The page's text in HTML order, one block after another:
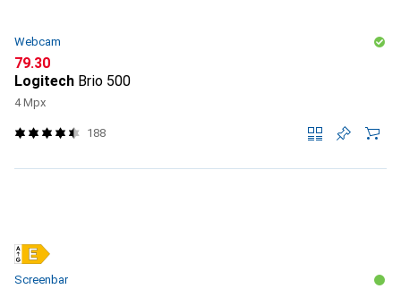
Webcam
CHF
79.30
Logitech Brio 500
4 Mpx
188
Screenbar